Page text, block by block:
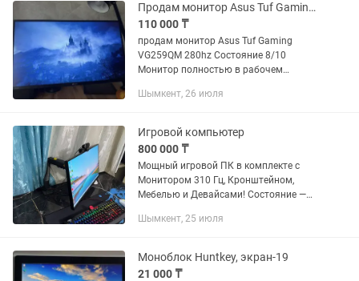
Продам монитор Asus Tuf Gaming Vg259QM 280hz
110 000 ₸
продам монитор Asus Tuf Gaming
VG259QM 280hz Состояние 8/10
Монитор полностью в рабочем
оригинальная, кабель питания и
Шымкент, 26 июля
Игровой компьютер
800 000 ₸
Мощный игровой ПК в комплекте с
Монитором 310 Гц, Кронштейном,
Мебелью и Девайсами! Состояние —
мало и очень бережно. Работает
любые...
Шымкент, 25 июля
Моноблок Huntkey, экран-19
21 000 ₸